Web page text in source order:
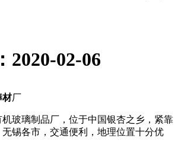
2020-02-06
材厂
玻璃制品厂，位于中国银杏之乡，紧靠
锡各市，交通便利，地理位置十分优